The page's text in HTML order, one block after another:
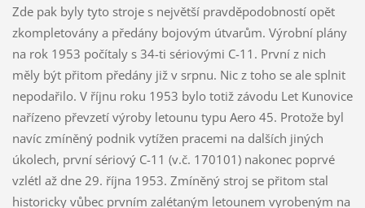
Zde pak byly tyto stroje s největší pravděpodobností opět
zkompletovány a předány bojovým útvarům. Výrobní plány
na rok 1953 počítaly s 34-ti sériovými C-11. První z nich
měly být přitom předány již v srpnu. Nic z toho se ale splnit
nepodařilo. V říjnu roku 1953 bylo totiž závodu Let Kunovice
nařízeno převzetí výroby letounu typu Aero 45. Protože byl
navíc zmíněný podnik vytížen pracemi na dalších jiných
úkolech, první sériový C-11 (v.č. 170101) nakonec poprvé
vzlétl až dne 29. října 1953. Zmíněný stroj se přitom stal
historicky vůbec prvním zalétaným letounem vyrobeným na